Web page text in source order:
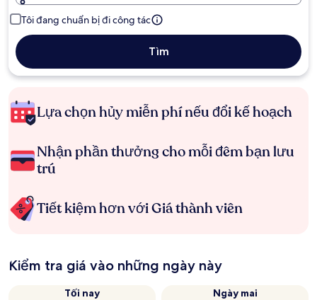
Tôi đang chuẩn bị đi công tác
Tìm
Lựa chọn hủy miễn phí nếu đổi kế hoạch
Nhận phần thưởng cho mỗi đêm bạn lưu
trú
Tiết kiệm hơn với Giá thành viên
Kiểm tra giá vào những ngày này
Tối nay
Ngày mai